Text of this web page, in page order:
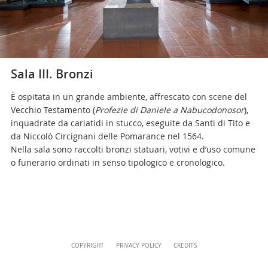
Uffici della Direzione
+39 06 69883332
musei@scv.va
Sala III. Bronzi
È ospitata in un grande ambiente, affrescato con scene del
Vecchio Testamento (Profezie di Daniele a Nabucodonosor),
inquadrate da cariatidi in stucco, eseguite da Santi di Tito e
da Niccolò Circignani delle Pomarance nel 1564.
Nella sala sono raccolti bronzi statuari, votivi e d’uso comune
o funerario ordinati in senso tipologico e cronologico.
COPYRIGHT PRIVACY POLICY CREDITS